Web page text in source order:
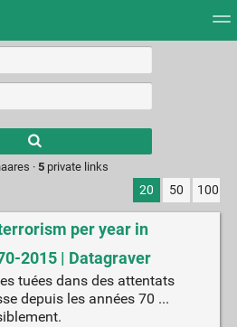
results.
· 5private links
20 50 100
per year in
2015 | Datagraver
tuées dans des attentats
depuis les années 70 ...